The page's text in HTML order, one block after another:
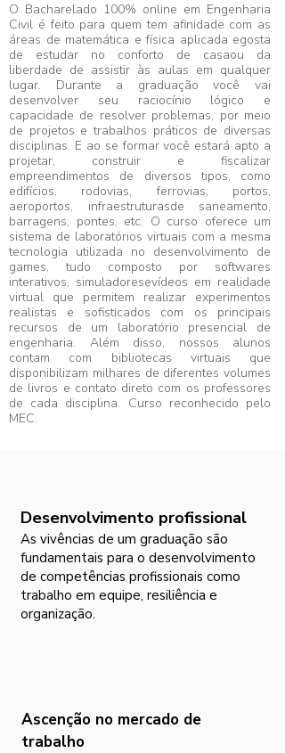
O Bacharelado 100% online em Engenharia
Civil é feito para quem tem afinidade com as
áreas de matemática e física aplicada egosta
de estudar no conforto de casaou da
liberdade de assistir às aulas em qualquer
lugar. Durante a graduação você vai
desenvolver seu raciocínio lógico e
capacidade de resolver problemas, por meio
de projetos e trabalhos práticos de diversas
disciplinas. E ao se formar você estará apto a
projetar, construir e fiscalizar
empreendimentos de diversos tipos, como
edifícios, rodovias, ferrovias, portos,
aeroportos, infraestruturasde saneamento,
barragens, pontes, etc. O curso oferece um
sistema de laboratórios virtuais com a mesma
tecnologia utilizada no desenvolvimento de
games, tudo composto por softwares
interativos, simuladoresevídeos em realidade
virtual que permitem realizar experimentos
realistas e sofisticados com os principais
recursos de um laboratório presencial de
engenharia. Além disso, nossos alunos
contam com bibliotecas virtuais que
disponibilizam milhares de diferentes volumes
de livros e contato direto com os professores
de cada disciplina. Curso reconhecido pelo
MEC.
Desenvolvimento profissional
As vivências de um graduação são
fundamentais para o desenvolvimento
de competências profissionais como
trabalho em equipe, resiliência e
organização.
Ascenção no mercado de
trabalho